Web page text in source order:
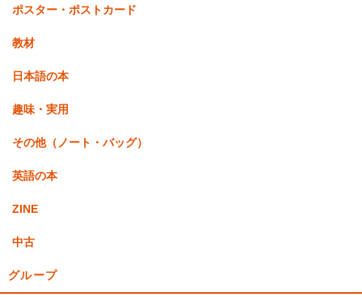
ポスター・ポストカード
教材
日本語の本
趣味・実用
その他（ノート・バッグ）
英語の本
ZINE
中古
グループ